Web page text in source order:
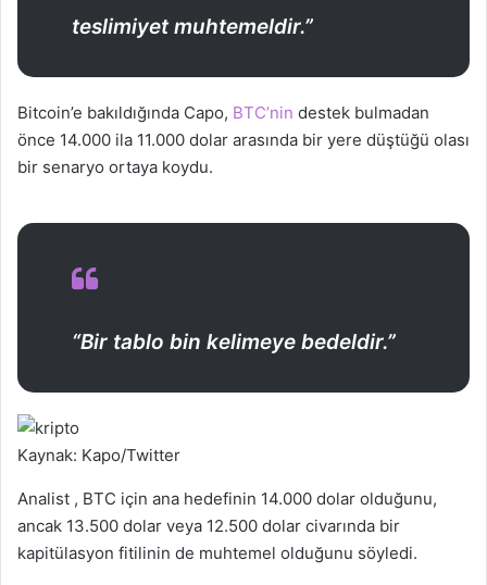
teslimiyet muhtemeldir.”
Bitcoin’e bakıldığında Capo, BTC’nin destek bulmadan
önce 14.000 ila 11.000 dolar arasında bir yere düştüğü olası
bir senaryo ortaya koydu.
“Bir tablo bin kelimeye bedeldir.”
Kaynak: Kapo/Twitter
Analist , BTC için ana hedefinin 14.000 dolar olduğunu,
ancak 13.500 dolar veya 12.500 dolar civarında bir
kapitülasyon fitilinin de muhtemel olduğunu söyledi.